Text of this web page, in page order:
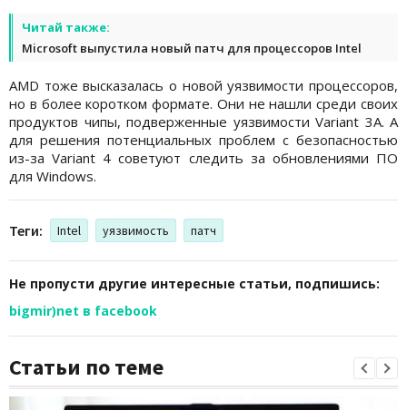
Читай также:
Microsoft выпустила новый патч для процессоров Intel
AMD тоже высказалась о новой уязвимости процессоров,
но в более коротком формате. Они не нашли среди своих
продуктов чипы, подверженные уязвимости Variant 3A. А
для решения потенциальных проблем с безопасностью
из-за Variant 4 советуют следить за обновлениями ПО
для Windows.
Теги: Intel уязвимость патч
Не пропусти другие интересные статьи, подпишись:
bigmir)net в facebook
Статьи по теме